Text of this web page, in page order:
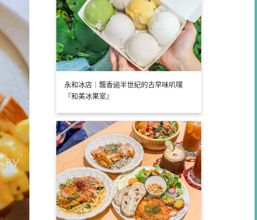
永和冰店｜飄香逾半世紀的古早味叭噗
『和美冰果室』